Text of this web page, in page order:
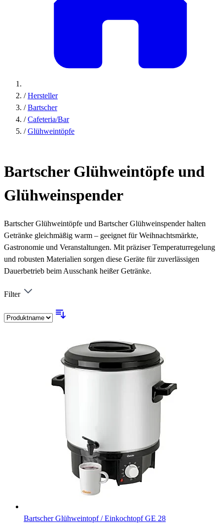
/ Hersteller
/ Bartscher
/ Cafeteria/Bar
/ Glühweintöpfe
Bartscher Glühweintöpfe und
Glühweinspender
Bartscher Glühweintöpfe und Bartscher Glühweinspender halten
Getränke gleichmäßig warm – geeignet für Weihnachtsmärkte,
Gastronomie und Veranstaltungen. Mit präziser Temperaturregelung
und robusten Materialien sorgen diese Geräte für zuverlässigen
Dauerbetrieb beim Ausschank heißer Getränke.
Filter
Bartscher Glühweintopf / Einkochtopf GE 28